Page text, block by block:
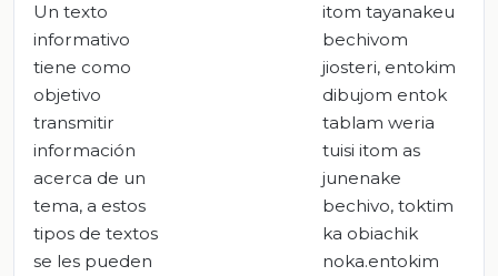
Un texto
informativo
tiene como
objetivo
transmitir
información
acerca de un
tema, a estos
tipos de textos
se les pueden
itom tayanakeu
bechivom
jiosteri, entokim
dibujom entok
tablam weria
tuisi itom as
junenake
bechivo, toktim
ka obiachik
noka.entokim